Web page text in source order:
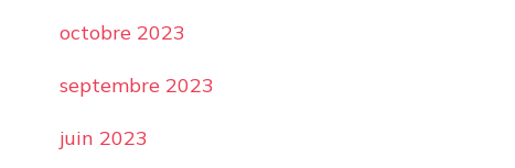
octobre 2023
septembre 2023
juin 2023